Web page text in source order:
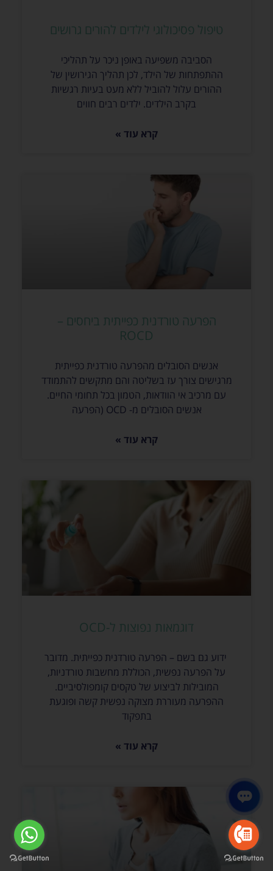
טיפול פסיכולוגי לילדים להורים גרושים
הסביבה משפיעה באופן ניכר על תהליכי
ההתפתחות של הילד, לכן תהליך הגירושין של
ההורים עלול להוביל ללא מעט בעיות רגשיות
בקרב הילדים. ילדים רבים חווים
קרא עוד »
הפרעה טורדנית כפייתית ביחסים –
ROCD
אנשים הסובלים מהפרעה טורדנית כפייתית
מרגישים צורך עז בשליטה והם מתקשים להתמודד
עם מרכיב אי הוודאות, הטמון בכל תחומי החיים.
אנשים הסובלים מ- OCD (הפרעה
קרא עוד »
דוגמאות נפוצות ל-OCD
ידוע גם בשם – הפרעה טורדנית כפייתית. מדובר
על הפרעה נפשית, הכוללת מחשבות טורדניות,
המובילות לביצוע של טקסים קומפולסיביים.
ההפרעה מעוררת מצוקה נפשית קשה ופוגעת
בתפקוד
קרא עוד »